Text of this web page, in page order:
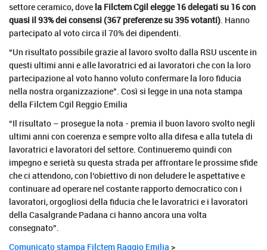
settore ceramico, dove la Filctem Cgil elegge 16 delegati su 16 con
quasi il 93% dei consensi (367 preferenze su 395 votanti) . Hanno
partecipato al voto circa il 70% dei dipendenti.
“Un risultato possibile grazie al lavoro svolto dalla RSU uscente in
questi ultimi anni e alle lavoratrici ed ai lavoratori che con la loro
partecipazione al voto hanno voluto confermare la loro fiducia
nella nostra organizzazione”. Così si legge in una nota stampa
della Filctem Cgil Reggio Emilia
“Il risultato – prosegue la nota - premia il buon lavoro svolto negli
ultimi anni con coerenza e sempre volto alla difesa e alla tutela di
lavoratrici e lavoratori del settore. Continueremo quindi con
impegno e serietà su questa strada per affrontare le prossime sfide
che ci attendono, con l‘obiettivo di non deludere le aspettative e
continuare ad operare nel costante rapporto democratico con i
lavoratori, orgogliosi della fiducia che le lavoratrici e i lavoratori
della Casalgrande Padana ci hanno ancora una volta
consegnato”.
Comunicato stampa Filctem Raggio Emilia >